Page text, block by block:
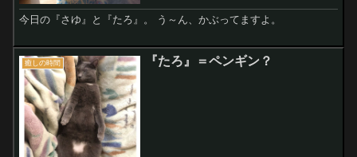
今日の『さゆ』と『たろ』。 う～ん、かぶってますよ。
癒しの時間 『たろ』＝ペンギン？